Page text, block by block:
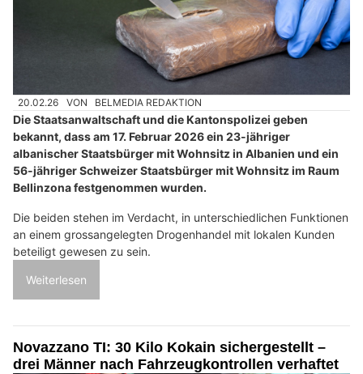
20.02.26 VON BELMEDIA REDAKTION
Die Staatsanwaltschaft und die Kantonspolizei geben
bekannt, dass am 17. Februar 2026 ein 23-jähriger
albanischer Staatsbürger mit Wohnsitz in Albanien und ein
56-jähriger Schweizer Staatsbürger mit Wohnsitz im Raum
Bellinzona festgenommen wurden.
Die beiden stehen im Verdacht, in unterschiedlichen Funktionen
an einem grossangelegten Drogenhandel mit lokalen Kunden
beteiligt gewesen zu sein.
Weiterlesen
Novazzano TI: 30 Kilo Kokain sichergestellt –
drei Männer nach Fahrzeugkontrollen verhaftet